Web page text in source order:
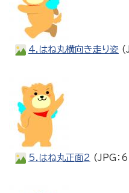
4.はね丸横向き走り姿
5.はね丸正面2 (JPG：